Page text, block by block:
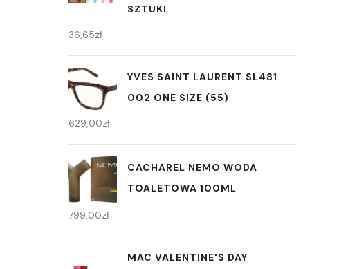
SZTUKI
36,65zł
YVES SAINT LAURENT SL481
002 ONE SIZE (55)
629,00zł
CACHAREL NEMO WODA
TOALETOWA 100ML
799,00zł
MAC VALENTINE'S DAY